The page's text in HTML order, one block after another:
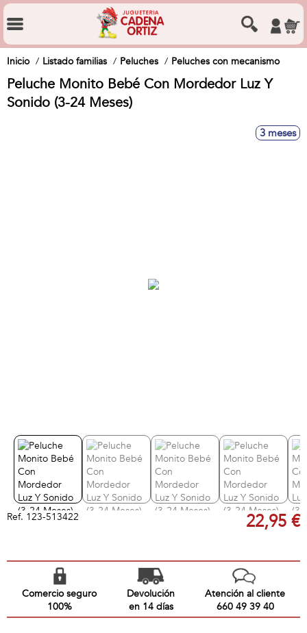
Inicio Listado familias Peluches Peluches con mecanismo
Peluche Monito Bebé Con Mordedor Luz Y
Sonido (3-24 Meses)
3 meses
Ref. 123-513422 22,95 €
Comercio seguro
100%
Devolución
en 14 días
Atención al cliente
660 49 39 40